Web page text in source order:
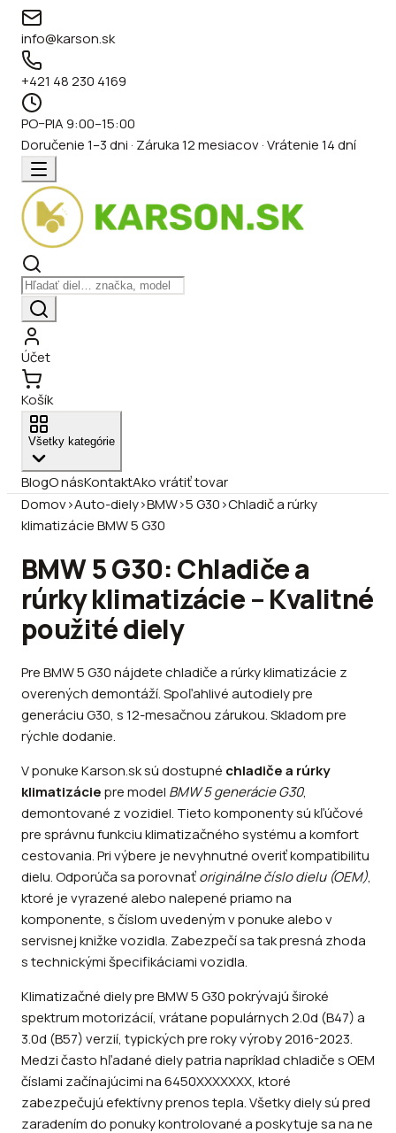
info@karson.sk
+421 48 230 4169
PO–PIA 9:00–15:00
Doručenie 1–3 dni · Záruka 12 mesiacov · Vrátenie 14 dní
Účet
Košík
Všetky kategórie
BlogO násKontaktAko vrátiť tovar
Domov›Auto-diely›BMW›5 G30›Chladič a rúrky
klimatizácie BMW 5 G30
BMW 5 G30: Chladiče a
rúrky klimatizácie – Kvalitné
použité diely
Pre BMW 5 G30 nájdete chladiče a rúrky klimatizácie z
overených demontáží. Spoľahlivé autodiely pre
generáciu G30, s 12-mesačnou zárukou. Skladom pre
rýchle dodanie.
V ponuke Karson.sk sú dostupné chladiče a rúrky
klimatizáciepre model BMW 5 generácie G30,
demontované z vozidiel. Tieto komponenty sú kľúčové
pre správnu funkciu klimatizačného systému a komfort
cestovania. Pri výbere je nevyhnutné overiť kompatibilitu
dielu. Odporúča sa porovnaťoriginálne číslo dielu (OEM),
ktoré je vyrazené alebo nalepené priamo na
komponente, s číslom uvedeným v ponuke alebo v
servisnej knižke vozidla. Zabezpečí sa tak presná zhoda
s technickými špecifikáciami vozidla.
Klimatizačné diely pre BMW 5 G30 pokrývajú široké
spektrum motorizácií, vrátane populárnych 2.0d (B47) a
3.0d (B57) verzií, typických pre roky výroby 2016-2023.
Medzi často hľadané diely patria napríklad chladiče s OEM
číslami začínajúcimi na 6450XXXXXXX, ktoré
zabezpečujú efektívny prenos tepla. Všetky diely sú pred
zaradením do ponuky kontrolované a poskytuje sa na ne